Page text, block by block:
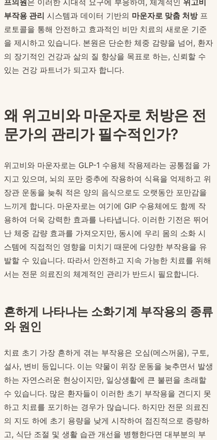
프의원은 이러한 시대적 요구에 부응하여, 체계적인 위고비
부작용 관리 시스템과 데이터 기반의 마운자로 맞춤 처방프
로토콜을 통해 안전하고 효과적인 비만 치료의 새로운 기준
을 제시하고 있습니다. 본원은 단순한 체중 감량을 넘어, 환자
의 장기적인 건강과 삶의 질 향상을 목표로 하는, 신뢰할 수
있는 건강 파트너가 되고자 합니다.
왜 위고비와 마운자로 처방은 전
문가의 관리가 필수적인가?
위고비와 마운자로는 GLP-1 수용체 작용제라는 공통점을 가
지고 있으며, 뇌의 포만 중추에 작용하여 식욕을 억제하고 위
장관 운동을 늦춰 적은 양의 음식으로도 오랫동안 포만감을
느끼게 합니다. 마운자로는 여기에 GIP 수용체에도 함께 작
용하여 더욱 강력한 효과를 나타냅니다. 이러한 기전은 뛰어
난 체중 감량 효과를 가져오지만, 동시에 우리 몸의 소화 시
스템에 직접적인 영향을 미치기 때문에 다양한 부작용을 유
발할 수 있습니다. 따라서 안전하고 지속 가능한 치료를 위해
서는 전문 의료진의 체계적인 관리가 반드시 필요합니다.
흔하게 나타나는 소화기계 부작용의 종류
와 원인
치료 초기 가장 흔하게 겪는 부작용은 오심(메스꺼움), 구토,
설사, 변비 등입니다. 이는 약물이 위장 운동을 늦추면서 발생
하는 자연스러운 현상이지만, 일상생활에 큰 불편을 초래할
수 있습니다. 많은 환자들이 이러한 초기 부작용을 견디지 못
하고 치료를 포기하는 경우가 많습니다. 하지만 전문 의료진
의 지도 하에 초기 용량을 낮게 시작하여 점진적으로 증량하
고, 식단 조절 및 생활 습관 개선을 병행한다면 대부분의 부